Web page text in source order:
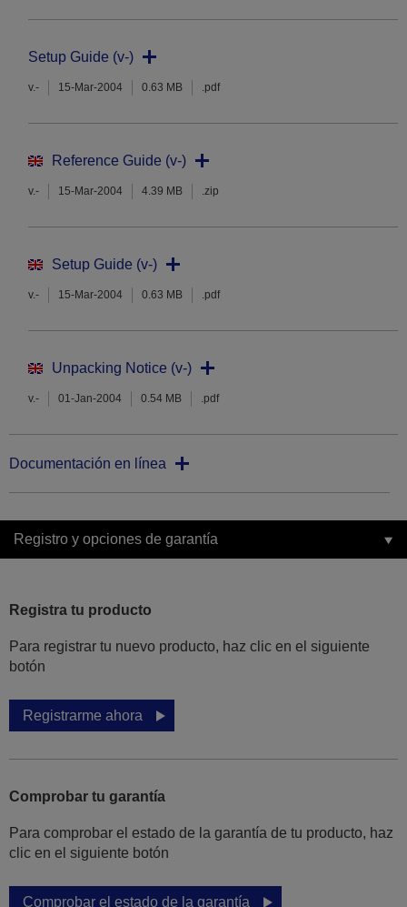
Setup Guide (v-)
v.- 15-Mar-2004 0.63 MB .pdf
Reference Guide (v-)
v.- 15-Mar-2004 4.39 MB .zip
Setup Guide (v-)
v.- 15-Mar-2004 0.63 MB .pdf
Unpacking Notice (v-)
v.- 01-Jan-2004 0.54 MB .pdf
Documentación en línea
Registro y opciones de garantía
Registra tu producto
Para registrar tu nuevo producto, haz clic en el siguiente
botón
Registrarme ahora
Comprobar tu garantía
Para comprobar el estado de la garantía de tu producto, haz
clic en el siguiente botón
Comprobar el estado de la garantía